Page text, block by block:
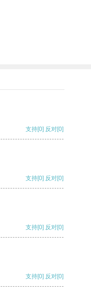
支持[0] 反对[0]
支持[0] 反对[0]
支持[0] 反对[0]
支持[0] 反对[0]